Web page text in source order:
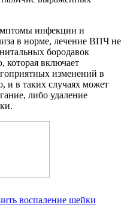
инфекции и
в норме, лечение ВПЧ не
бородавок
которая включает
изменений в
и в таких случаях может
либо удаление
воспаление шейки